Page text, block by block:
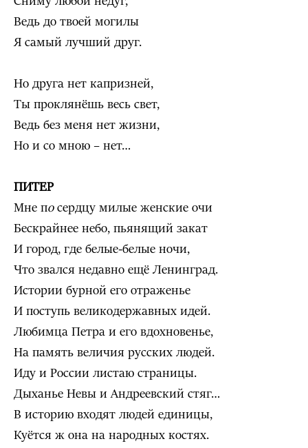
Ведь до твоей могилы
Я самый лучший друг.
Но друга нет капризней,
Ты проклянёшь весь свет,
Ведь без меня нет жизни,
Но и со мною – нет…
ПИТЕР
Мне посердцу милые женские очи
Бескрайнее небо, пьянящий закат
И город, где белые-белые ночи,
Что звался недавно ещё Ленинград.
Истории бурной его отраженье
И поступь великодержавных идей.
Любимца Петра и его вдохновенье,
На память величия русских людей.
Иду и России листаю страницы.
Дыханье Невы и Андреевский стяг…
В историю входят людей единицы,
Куётся ж она на народных костях.